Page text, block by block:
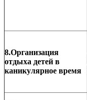
8.Организация
отдыха детей в
каникулярное время